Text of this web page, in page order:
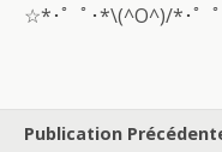
☆*･゜ﾟ･*\(^O^)/*･゜
Publication